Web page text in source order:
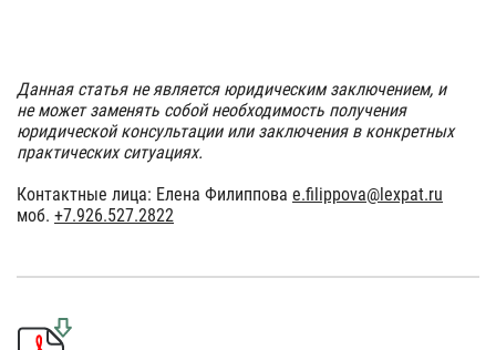
Данная статья не является юридическим заключением, и
не может заменять собой необходимость получения
юридической консультации или заключения в конкретных
практических ситуациях.
Контактные лица: Елена Филиппова e.filippova@lexpat.ru
моб. +7.926.527.2822